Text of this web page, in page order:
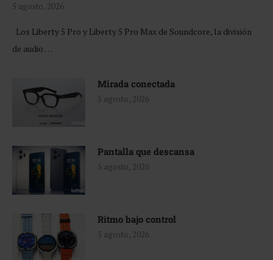
5 agosto, 2026
Los Liberty 5 Pro y Liberty 5 Pro Max de Soundcore, la división
de audio …
Mirada conectada
5 agosto, 2026
Pantalla que descansa
5 agosto, 2026
Ritmo bajo control
5 agosto, 2026